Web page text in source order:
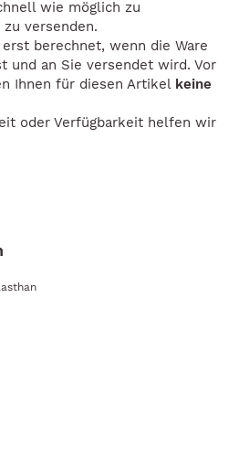
wie möglich zu
versenden.
berechnet, wenn die Ware
und an Sie versendet wird. Vor
Ihnen für diesen Artikel keine
oder Verfügbarkeit helfen wir